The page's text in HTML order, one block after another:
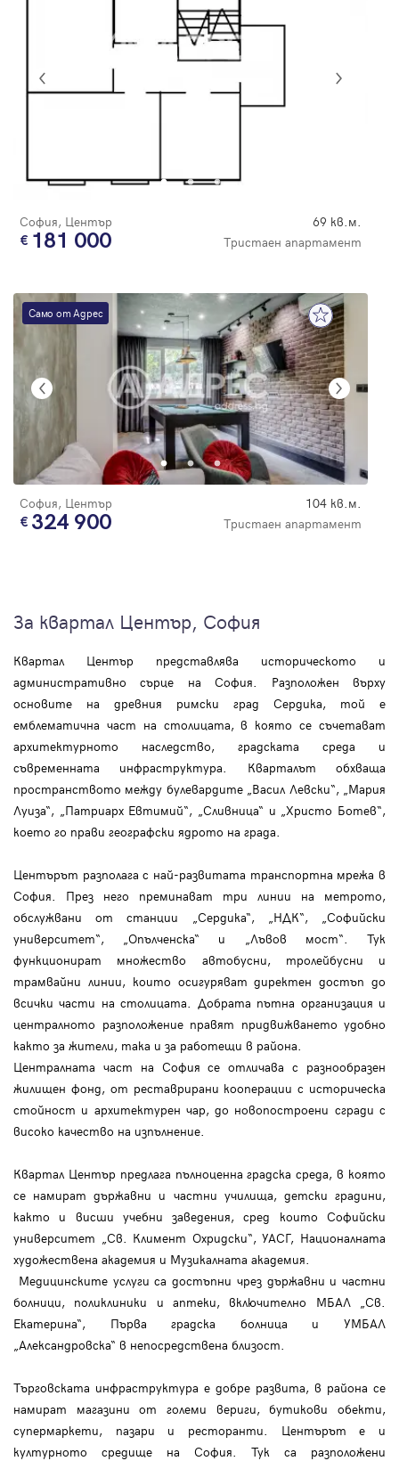
София, Център 69 кв.м.
181 000 Тристаен апартамент
Само от Адрес
София, Център 104 кв.м.
324 900 Тристаен апартамент
За квартал Център, София
Квартал Център представлява историческото и
административно сърце на София. Разположен върху
основите на древния римски град Сердика, той е
емблематична част на столицата, в която се съчетават
архитектурното наследство, градската среда и
съвременната инфраструктура. Кварталът обхваща
пространството между булевардите „Васил Левски“, „Мария
Луиза“, „Патриарх Евтимий“, „Сливница“ и „Христо Ботев“,
което го прави географски ядрото на града.
Центърът разполага с най-развитата транспортна мрежа в
София. През него преминават три линии на метрото,
обслужвани от станции „Сердика“, „НДК“, „Софийски
университет“, „Опълченска“ и „Лъвов мост“. Тук
функционират множество автобусни, тролейбусни и
трамвайни линии, които осигуряват директен достъп до
всички части на столицата. Добрата пътна организация и
централното разположение правят придвижването удобно
както за жители, така и за работещи в района.
Централната част на София се отличава с разнообразен
жилищен фонд, от реставрирани кооперации с историческа
стойност и архитектурен чар, до новопостроени сгради с
високо качество на изпълнение.
Квартал Център предлага пълноценна градска среда, в която
се намират държавни и частни училища, детски градини,
както и висши учебни заведения, сред които Софийски
университет „Св. Климент Охридски“, УАСГ, Националната
художествена академия и Музикалната академия.
Медицинските услуги са достъпни чрез държавни и частни
болници, поликлиники и аптеки, включително МБАЛ „Св.
Екатерина“, Първа градска болница и УМБАЛ
„Александровска“ в непосредствена близост.
Търговската инфраструктура е добре развита, в района се
намират магазини от големи вериги, бутикови обекти,
супермаркети, пазари и ресторанти. Центърът е и
културното средище на София. Тук са разположени